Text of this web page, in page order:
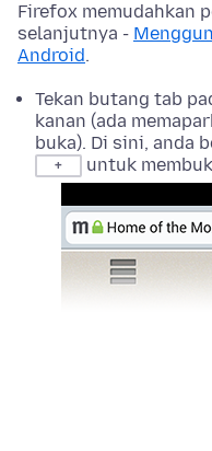
Firefox memudahkan
selanjutnya -
Android.
Tekan butang tab
kanan (ada
buka). Di sini, anda
+ untuk